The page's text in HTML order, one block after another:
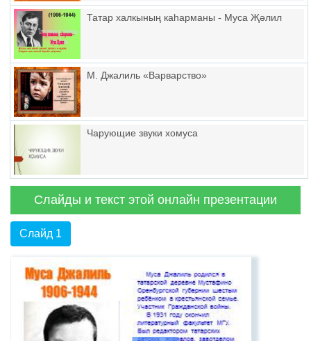
Татар халкының каһарманы - Муса Җәлил
М. Джалиль «Варварство»
Чарующие звуки хомуса
Слайды и текст этой онлайн презентации
Слайд 1